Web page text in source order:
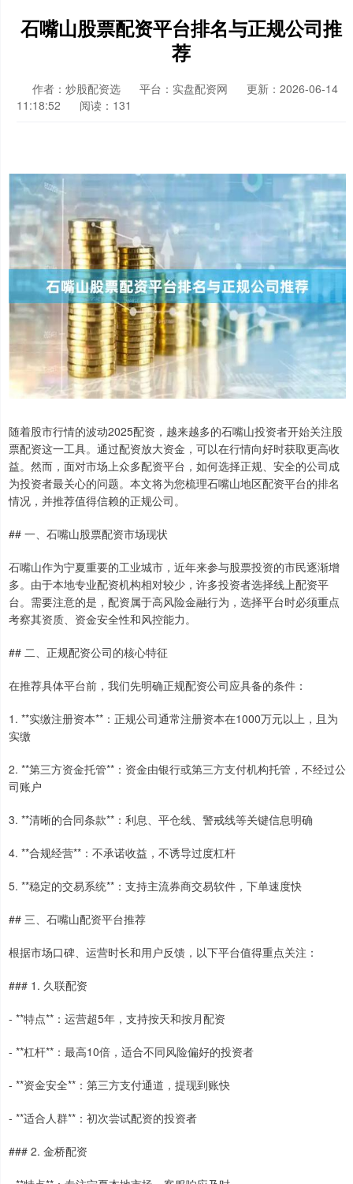
石嘴山股票配资平台排名与正规公司推
荐
作者：炒股配资选 平台：实盘配资网
更新：2026-06-14
11:18:52
阅读：131
随着股市行情的波动2025配资，越来越多的石嘴山投资者开始关注股
票配资这一工具。通过配资放大资金，可以在行情向好时获取更高收
益。然而，面对市场上众多配资平台，如何选择正规、安全的公司成
为投资者最关心的问题。本文将为您梳理石嘴山地区配资平台的排名
情况，并推荐值得信赖的正规公司。
## 一、石嘴山股票配资市场现状
石嘴山作为宁夏重要的工业城市，近年来参与股票投资的市民逐渐增
多。由于本地专业配资机构相对较少，许多投资者选择线上配资平
台。需要注意的是，配资属于高风险金融行为，选择平台时必须重点
考察其资质、资金安全性和风控能力。
## 二、正规配资公司的核心特征
在推荐具体平台前，我们先明确正规配资公司应具备的条件：
1. **实缴注册资本**：正规公司通常注册资本在1000万元以上，且为
实缴
2. **第三方资金托管**：资金由银行或第三方支付机构托管，不经过公
司账户
3. **清晰的合同条款**：利息、平仓线、警戒线等关键信息明确
4. **合规经营**：不承诺收益，不诱导过度杠杆
5. **稳定的交易系统**：支持主流券商交易软件，下单速度快
## 三、石嘴山配资平台推荐
根据市场口碑、运营时长和用户反馈，以下平台值得重点关注：
### 1. 久联配资
- **特点**：运营超5年，支持按天和按月配资
- **杠杆**：最高10倍，适合不同风险偏好的投资者
- **资金安全**：第三方支付通道，提现到账快
- **适合人群**：初次尝试配资的投资者
### 2. 金桥配资